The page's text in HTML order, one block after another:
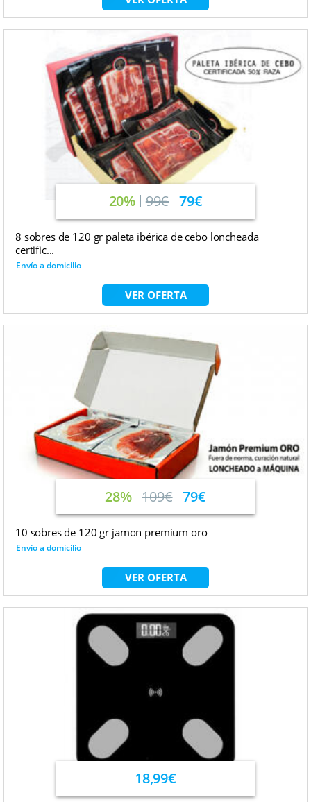
20% 99€ 79€
8 sobres de 120 gr paleta ibérica de cebo loncheada
certific...
Envío a domicilio
VER OFERTA
28% 109€ 79€
10 sobres de 120 gr jamon premium oro
Envío a domicilio
VER OFERTA
18,99€